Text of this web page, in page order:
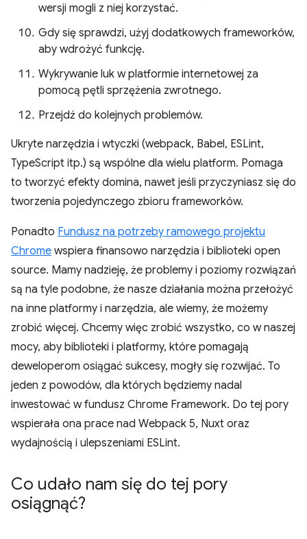
wersji mogli z niej korzystać.
Gdy się sprawdzi, użyj dodatkowych frameworków,
aby wdrożyć funkcję.
Wykrywanie luk w platformie internetowej za
pomocą pętli sprzężenia zwrotnego.
Przejdź do kolejnych problemów.
Ukryte narzędzia i wtyczki (webpack, Babel, ESLint,
TypeScript itp.) są wspólne dla wielu platform. Pomaga
to tworzyć efekty domina, nawet jeśli przyczyniasz się do
tworzenia pojedynczego zbioru frameworków.
Ponadto Fundusz na potrzeby ramowego projektu
Chrome wspiera finansowo narzędzia i biblioteki open
source. Mamy nadzieję, że problemy i poziomy rozwiązań
są na tyle podobne, że nasze działania można przełożyć
na inne platformy i narzędzia, ale wiemy, że możemy
zrobić więcej. Chcemy więc zrobić wszystko, co w naszej
mocy, aby biblioteki i platformy, które pomagają
deweloperom osiągać sukcesy, mogły się rozwijać. To
jeden z powodów, dla których będziemy nadal
inwestować w fundusz Chrome Framework. Do tej pory
wspierała ona prace nad Webpack 5, Nuxt oraz
wydajnością i ulepszeniami ESLint.
Co udało nam się do tej pory
osiągnąć?